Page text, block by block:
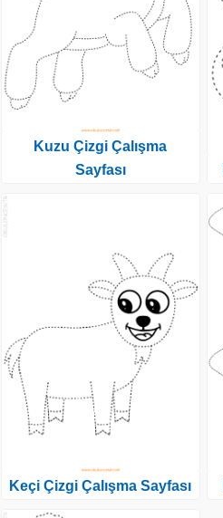
Kuzu Çizgi Çalışma
Sayfası
Keçi Çizgi Çalışma Sayfası